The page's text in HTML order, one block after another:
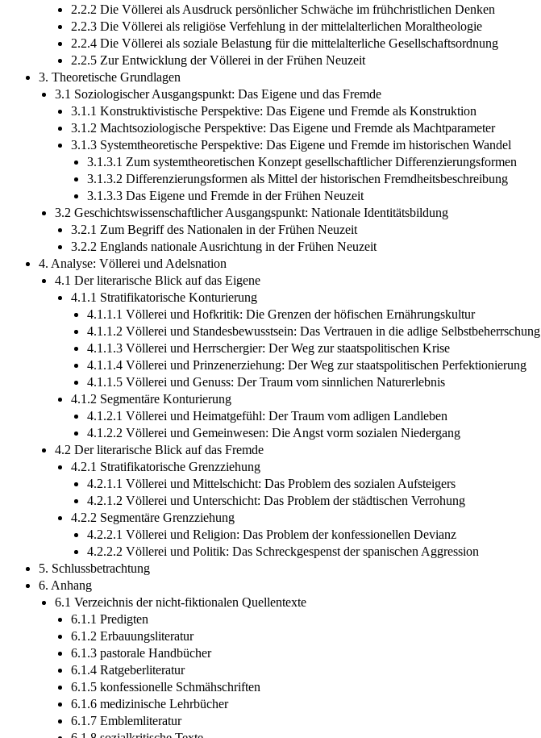
2.2.2 Die Völlerei als Ausdruck persönlicher Schwäche im frühchristlichen Denken
2.2.3 Die Völlerei als religiöse Verfehlung in der mittelalterlichen Moraltheologie
2.2.4 Die Völlerei als soziale Belastung für die mittelalterliche Gesellschaftsordnung
2.2.5 Zur Entwicklung der Völlerei in der Frühen Neuzeit
3. Theoretische Grundlagen
3.1 Soziologischer Ausgangspunkt: Das Eigene und das Fremde
3.1.1 Konstruktivistische Perspektive: Das Eigene und Fremde als Konstruktion
3.1.2 Machtsoziologische Perspektive: Das Eigene und Fremde als Machtparameter
3.1.3 Systemtheoretische Perspektive: Das Eigene und Fremde im historischen Wandel
3.1.3.1 Zum systemtheoretischen Konzept gesellschaftlicher Differenzierungsformen
3.1.3.2 Differenzierungsformen als Mittel der historischen Fremdheitsbeschreibung
3.1.3.3 Das Eigene und Fremde in der Frühen Neuzeit
3.2 Geschichtswissenschaftlicher Ausgangspunkt: Nationale Identitätsbildung
3.2.1 Zum Begriff des Nationalen in der Frühen Neuzeit
3.2.2 Englands nationale Ausrichtung in der Frühen Neuzeit
4. Analyse: Völlerei und Adelsnation
4.1 Der literarische Blick auf das Eigene
4.1.1 Stratifikatorische Konturierung
4.1.1.1 Völlerei und Hofkritik: Die Grenzen der höfischen Ernährungskultur
4.1.1.2 Völlerei und Standesbewusstsein: Das Vertrauen in die adlige Selbstbeherrschung
4.1.1.3 Völlerei und Herrschergier: Der Weg zur staatspolitischen Krise
4.1.1.4 Völlerei und Prinzenerziehung: Der Weg zur staatspolitischen Perfektionierung
4.1.1.5 Völlerei und Genuss: Der Traum vom sinnlichen Naturerlebnis
4.1.2 Segmentäre Konturierung
4.1.2.1 Völlerei und Heimatgefühl: Der Traum vom adligen Landleben
4.1.2.2 Völlerei und Gemeinwesen: Die Angst vorm sozialen Niedergang
4.2 Der literarische Blick auf das Fremde
4.2.1 Stratifikatorische Grenzziehung
4.2.1.1 Völlerei und Mittelschicht: Das Problem des sozialen Aufsteigers
4.2.1.2 Völlerei und Unterschicht: Das Problem der städtischen Verrohung
4.2.2 Segmentäre Grenzziehung
4.2.2.1 Völlerei und Religion: Das Problem der konfessionellen Devianz
4.2.2.2 Völlerei und Politik: Das Schreckgespenst der spanischen Aggression
5. Schlussbetrachtung
6. Anhang
6.1 Verzeichnis der nicht-fiktionalen Quellentexte
6.1.1 Predigten
6.1.2 Erbauungsliteratur
6.1.3 pastorale Handbücher
6.1.4 Ratgeberliteratur
6.1.5 konfessionelle Schmähschriften
6.1.6 medizinische Lehrbücher
6.1.7 Emblemliteratur